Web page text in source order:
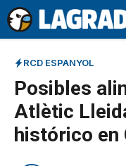
Saltar
al
contenido
RCD ESPANYOL
Posibles
Atlètic
histórico en